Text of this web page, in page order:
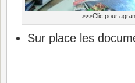
>>>Clic pour
Sur place les